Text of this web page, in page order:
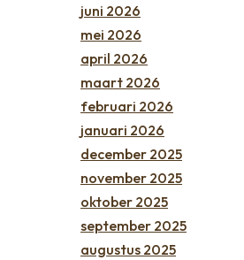
juni 2026
mei 2026
april 2026
maart 2026
februari 2026
januari 2026
december 2025
november 2025
oktober 2025
september 2025
augustus 2025